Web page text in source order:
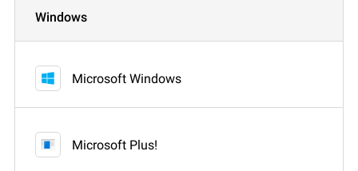
Windows
Microsoft Windows
Microsoft Plus!